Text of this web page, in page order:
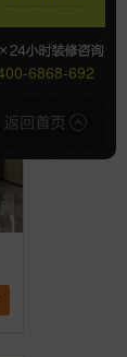
6868-692